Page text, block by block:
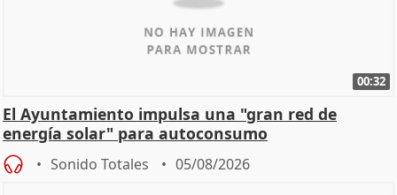
00:32
El Ayuntamiento impulsa una "gran red de
energía solar" para autoconsumo
Sonido Totales 05/08/2026